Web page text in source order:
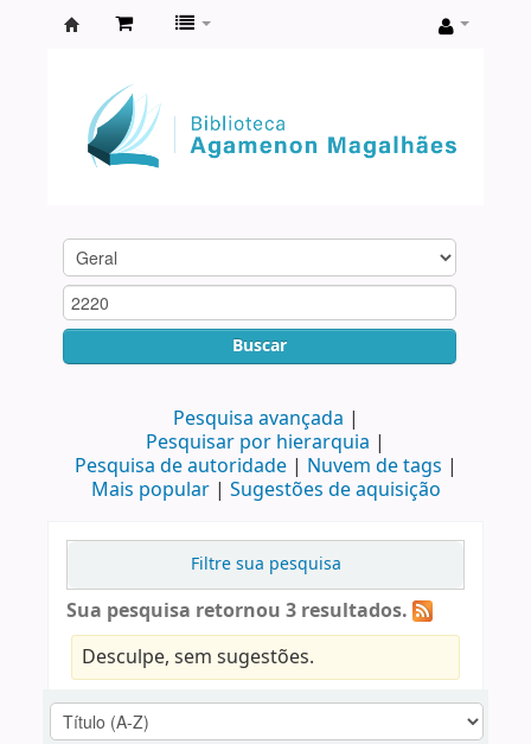
Agamenon
Magalhães
Buscar
Pesquisa avançada
Pesquisar por hierarquia
Pesquisa de autoridade
Nuvem de tags
Mais popular
Sugestões de aquisição
Filtre sua pesquisa
Sua pesquisa retornou 3 resultados.
Desculpe, sem sugestões.